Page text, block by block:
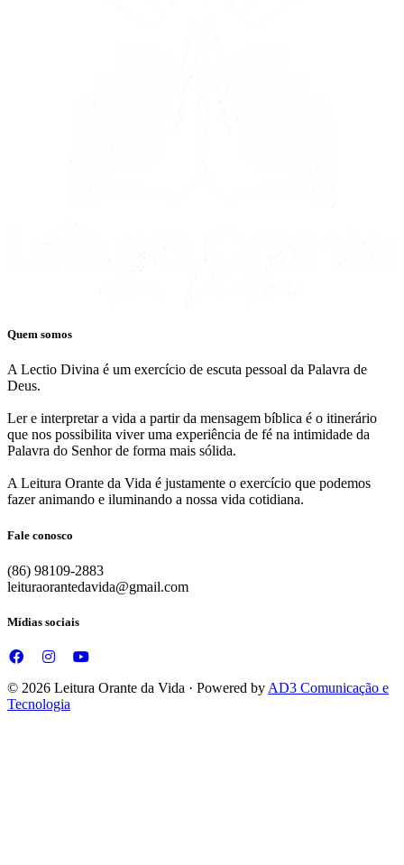
Quem somos
A Lectio Divina é um exercício de escuta pessoal da Palavra de
Deus.
Ler e interpretar a vida a partir da mensagem bíblica é o itinerário
que nos possibilita viver uma experiência de fé na intimidade da
Palavra do Senhor de forma mais sólida.
A Leitura Orante da Vida é justamente o exercício que podemos
fazer animando e iluminando a nossa vida cotidiana.
Fale conosco
(86) 98109-2883
leituraorantedavida@gmail.com
Mídias sociais
© 2026 Leitura Orante da Vida · Powered by AD3 Comunicação e
Tecnologia